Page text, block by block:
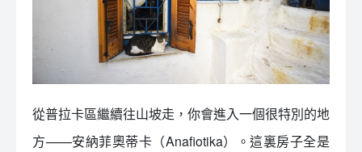
從普拉卡區繼續往山坡走，你會進入一個很特別的地
方——安納菲奧蒂卡（Anafiotika）。這裏房子全是